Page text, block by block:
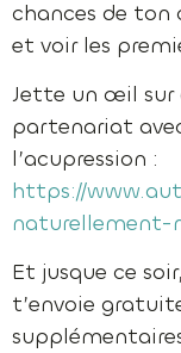
chances de ton
et voir les
Jette un œil sur
partenariat
l’acupression :
https://
Et jusque ce
t’envoie